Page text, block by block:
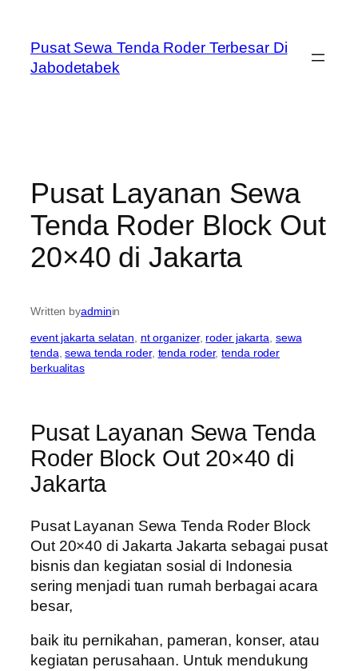
content
Pusat Sewa Tenda Roder Terbesar Di
Jabodetabek
Pusat Layanan Sewa
Tenda Roder Block Out
20×40 di Jakarta
Written byadminin
event jakarta selatan nt organizer, roder jakarta sewa
tenda , sewa tenda roder, tenda roder, tenda roder
berkualitas
Pusat Layanan Sewa Tenda
Roder Block Out 20×40 di
Jakarta
Pusat Layanan Sewa Tenda Roder Block
Out 20×40 di Jakarta Jakarta sebagai pusat
bisnis dan kegiatan sosial di Indonesia
sering menjadi tuan rumah berbagai acara
besar,
baik itu pernikahan, pameran, konser, atau
kegiatan perusahaan. Untuk mendukung